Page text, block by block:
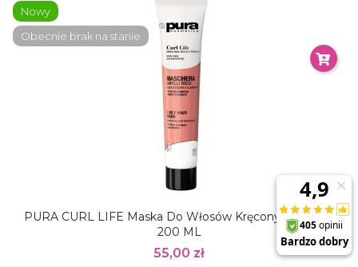
PURA CURL LIFE Maska Do Włosów Kręconych Loków
200 ML
55,00 zł
Nowy
Obecnie brak na stanie